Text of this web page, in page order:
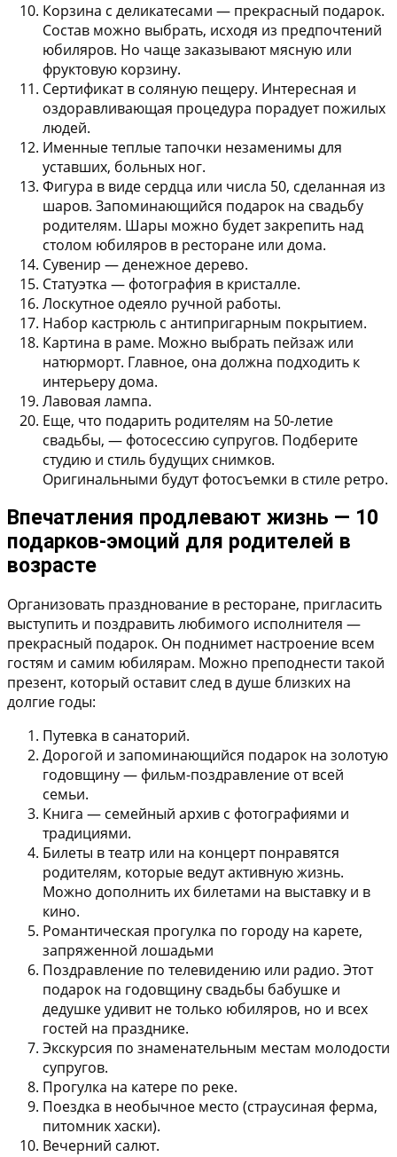
Корзина с деликатесами — прекрасный подарок.
Состав можно выбрать, исходя из предпочтений
юбиляров. Но чаще заказывают мясную или
фруктовую корзину.
Сертификат в соляную пещеру. Интересная и
оздоравливающая процедура порадует пожилых
людей.
Именные теплые тапочки незаменимы для
уставших, больных ног.
Фигура в виде сердца или числа 50, сделанная из
шаров. Запоминающийся подарок на свадьбу
родителям. Шары можно будет закрепить над
столом юбиляров в ресторане или дома.
Сувенир — денежное дерево.
Статуэтка — фотография в кристалле.
Лоскутное одеяло ручной работы.
Набор кастрюль с антипригарным покрытием.
Картина в раме. Можно выбрать пейзаж или
натюрморт. Главное, она должна подходить к
интерьеру дома.
Лавовая лампа.
Еще, что подарить родителям на 50-летие
свадьбы, — фотосессию супругов. Подберите
студию и стиль будущих снимков.
Оригинальными будут фотосъемки в стиле ретро.
Впечатления продлевают жизнь — 10
подарков-эмоций для родителей в
возрасте
Организовать празднование в ресторане, пригласить
выступить и поздравить любимого исполнителя —
прекрасный подарок. Он поднимет настроение всем
гостям и самим юбилярам. Можно преподнести такой
презент, который оставит след в душе близких на
долгие годы:
Путевка в санаторий.
Дорогой и запоминающийся подарок на золотую
годовщину — фильм-поздравление от всей
семьи.
Книга — семейный архив с фотографиями и
традициями.
Билеты в театр или на концерт понравятся
родителям, которые ведут активную жизнь.
Можно дополнить их билетами на выставку и в
кино.
Романтическая прогулка по городу на карете,
запряженной лошадьми
Поздравление по телевидению или радио. Этот
подарок на годовщину свадьбы бабушке и
дедушке удивит не только юбиляров, но и всех
гостей на празднике.
Экскурсия по знаменательным местам молодости
супругов.
Прогулка на катере по реке.
Поездка в необычное место (страусиная ферма,
питомник хаски).
Вечерний салют.